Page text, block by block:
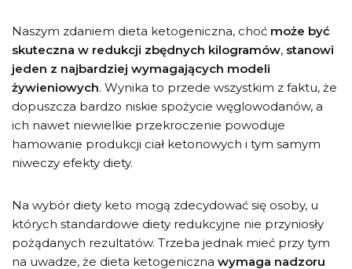
Naszym zdaniem dieta ketogeniczna, choć może być
skuteczna w redukcji zbędnych kilogramów, stanowi
jeden z najbardziej wymagających modeli
żywieniowych. Wynika to przede wszystkim z faktu, że
dopuszcza bardzo niskie spożycie węglowodanów, a
ich nawet niewielkie przekroczenie powoduje
hamowanie produkcji ciał ketonowych i tym samym
niweczy efekty diety.
Na wybór diety keto mogą zdecydować się osoby, u
których standardowe diety redukcyjne nie przyniosły
pożądanych rezultatów. Trzeba jednak mieć przy tym
na uwadze, że dieta ketogeniczna wymaga nadzoru